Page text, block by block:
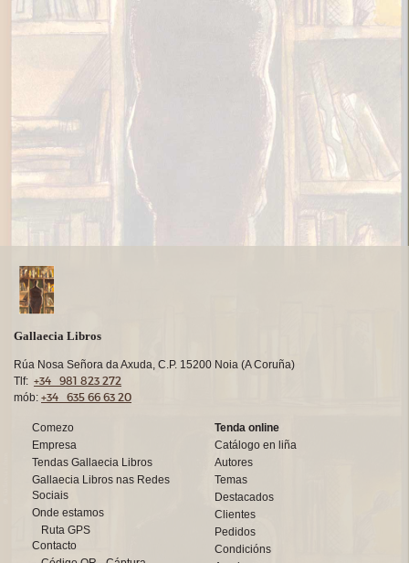
Gallaecia Libros
Rúa Nosa Señora da Axuda, C.P. 15200 Noia (A Coruña)
Tlf: +34 981 823 272
mób: +34 635 66 63 20
Comezo
Empresa
Tendas Gallaecia Libros
Gallaecia Libros nas Redes
Sociais
Onde estamos
Ruta GPS
Contacto
Tenda online
Catálogo en liña
Autores
Temas
Destacados
Clientes
Pedidos
Condicións